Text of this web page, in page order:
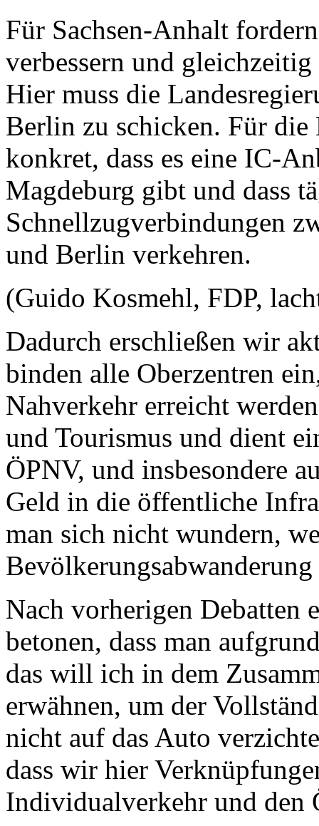
Für Sachsen-Anhalt
verbessern und
Hier muss die
Berlin zu schicken. Für
konkret, dass es eine IC-
Magdeburg gibt und dass
Schnellzugverbindungen
und Berlin verkehren.
(Guido Kosmehl, FDP,
Dadurch erschließen wir
binden alle Oberzentren
Nahverkehr erreicht
und Tourismus und dient
ÖPNV, und insbesondere
Geld in die öffentliche
man sich nicht wundern,
Nach vorherigen Debatten
betonen, dass man
das will ich in dem
erwähnen, um der
nicht auf das Auto
dass wir hier
Individualverkehr und den